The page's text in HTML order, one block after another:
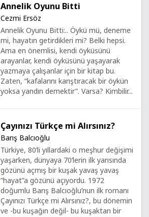
Annelik Oyunu Bitti
Cezmi Ersöz
Annelik Oyunu Bitti:.. Öykü mü, deneme
mi, hayatın getirdikleri mi? Belki hepsi.
Ama en önemlisi, kendi öyküsünü
arayanlar, kendi öyküsünü yaşayarak
yazmaya çalışanlar için bir kitap bu.
Zaten, “kafalarını karıştıracak bir öykün
yoksa yandın demektir”. Varsa? Kimbilir...
Çayınızı Türkçe mi Alırsınız?
Barış Balcıoğlu
Türkiye, 80’li yıllardaki o meşhur değişimi
yaşarken, dünyaya 70’lerin ilk yarısında
gözünü açmış bir kuşak yavaş yavaş
“hayat”a gözünü açıyordu. 1972
doğumlu Barış Balcıoğlu’nun ilk romanı
Çayınızı Türkçe mi Alırsınız?, bu dönemin
ve -bu kuşağın değil- bu kuşaktan bir